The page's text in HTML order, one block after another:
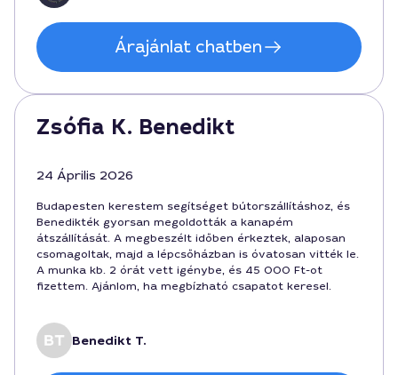
Árajánlat chatben
Zsófia K. Benedikt
24 Április 2026
Budapesten kerestem segítséget bútorszállításhoz, és
Benedikték gyorsan megoldották a kanapém
átszállítását. A megbeszélt időben érkeztek, alaposan
csomagoltak, majd a lépcsőházban is óvatosan vitték le.
A munka kb. 2 órát vett igénybe, és 45 000 Ft-ot
fizettem. Ajánlom, ha megbízható csapatot keresel.
Benedikt T.